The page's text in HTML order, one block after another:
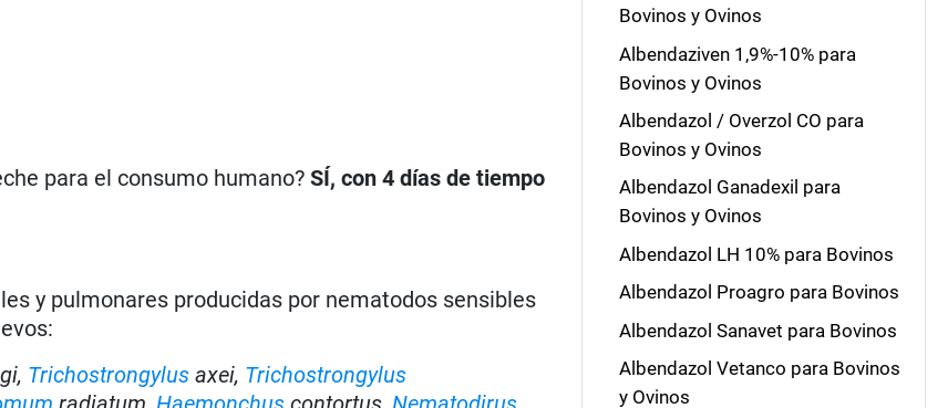
para el consumo humano?SÍ, con 4 días de tiempo
y pulmonares producidas por nematodos sensibles
Trichostrongylusaxei, Trichostrongylus
Bovinos y Ovinos
Albendaziven 1,9%-10% para
Bovinos y Ovinos
Albendazol / Overzol CO para
Bovinos y Ovinos
Albendazol Ganadexil para
Bovinos y Ovinos
Albendazol LH 10% para Bovinos
Albendazol Proagro para Bovinos
Albendazol Sanavet para Bovinos
Albendazol Vetanco para Bovinos
y Ovinos